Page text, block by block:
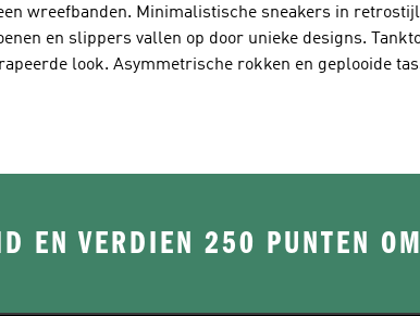
wreefbanden. Minimalistische sneakers in
en slippers vallen op door unieke designs.
look. Asymmetrische rokken en geplooide
EN VERDIEN 250 PUNTEN